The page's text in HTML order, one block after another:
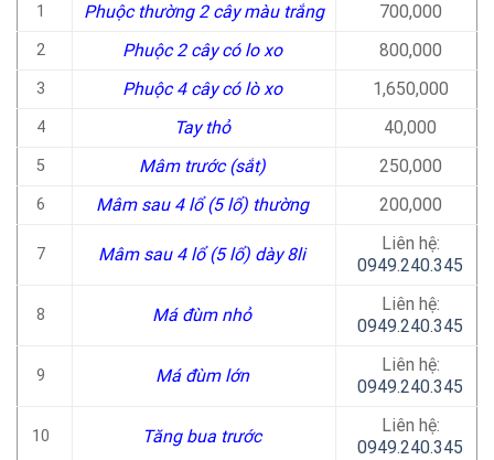
1 Phuộc thường 2 cây màu trắng 700,000
2 Phuộc 2 cây có lo xo 800,000
3 Phuộc 4 cây có lò xo 1,650,000
4 Tay thỏ 40,000
5 Mâm trước (sắt) 250,000
6 Mâm sau 4 lổ (5 lổ) thường 200,000
7 Mâm sau 4 lổ (5 lổ) dày 8li
Liên hệ:
0949.240.345
8 Má đùm nhỏ
Liên hệ:
0949.240.345
9 Má đùm lớn
Liên hệ:
0949.240.345
10 Tăng bua trước
Liên hệ:
0949.240.345